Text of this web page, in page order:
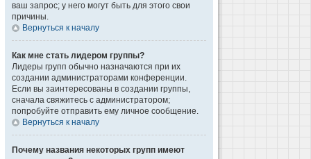
ваш запрос; у него могут быть для этого свои
причины.
Вернуться к началу
Как мне стать лидером группы?
Лидеры групп обычно назначаются при их
создании администраторами конференции.
Если вы заинтересованы в создании группы,
сначала свяжитесь с администратором;
попробуйте отправить ему личное сообщение.
Вернуться к началу
Почему названия некоторых групп имеют